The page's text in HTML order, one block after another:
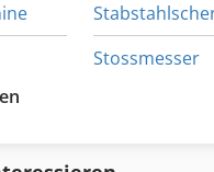
Stossmesser